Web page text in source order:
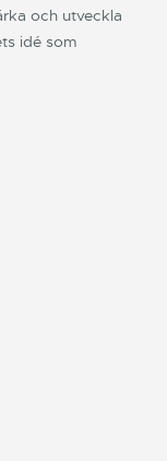
och utveckla
idé som